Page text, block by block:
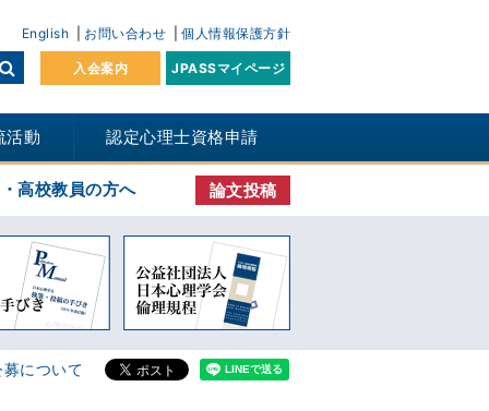
English お問い合わせ 個人情報保護方針
入会案内 JPASSマイページ
活動 認定心理士資格申請
高校教員の方へ 論文投稿
募について